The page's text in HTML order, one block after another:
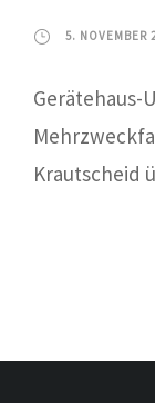
5. NOVEMBER
Gerätehaus-
Krautscheid